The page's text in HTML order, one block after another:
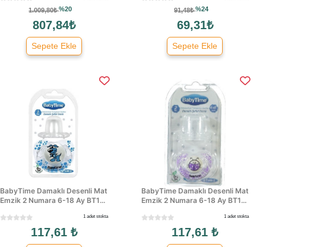
1.009,80₺%20
807,84₺
Sepete Ekle
91,48₺%24
69,31₺
Sepete Ekle
BabyTime Damaklı Desenli Mat
Emzik 2 Numara 6-18 Ay BT1...
1 adet stokta
117,61 ₺
BabyTime Damaklı Desenli Mat
Emzik 2 Numara 6-18 Ay BT1...
1 adet stokta
117,61 ₺